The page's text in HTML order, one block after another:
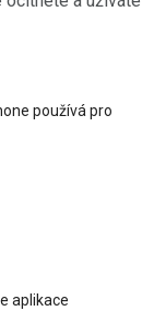
používá pro
aplikace